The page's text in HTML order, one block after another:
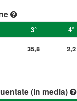
3° 4°
35,8 2,2
(in media)